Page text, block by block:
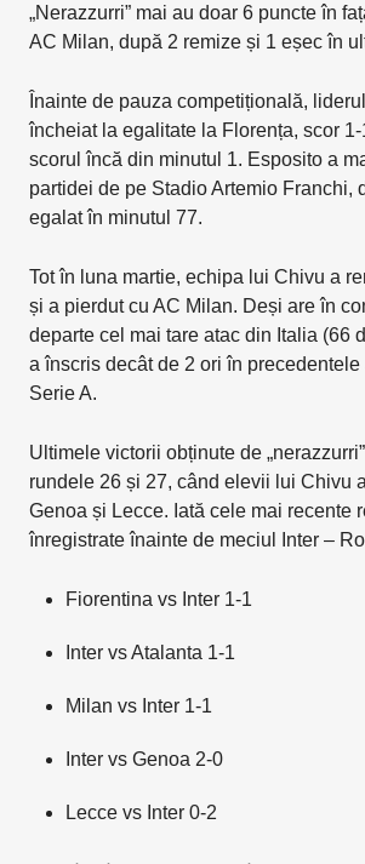
„Nerazzurri” mai au doar 6 puncte în
AC Milan, după 2 remize și 1 eșec în
Înainte de pauza competițională,
încheiat la egalitate la Florența, scor
scorul încă din minutul 1. Esposito a
partidei de pe Stadio Artemio Franchi,
egalat în minutul 77.
Tot în luna martie, echipa lui Chivu a
și a pierdut cu AC Milan. Deși are în
departe cel mai tare atac din Italia (66
a înscris decât de 2 ori în
Serie A.
Ultimele victorii obținute de
rundele 26 și 27, când elevii lui Chivu
Genoa și Lecce. Iată cele mai recente
înregistrate înainte de meciul Inter –
Fiorentina vs Inter 1-1
Inter vs Atalanta 1-1
Milan vs Inter 1-1
Inter vs Genoa 2-0
Lecce vs Inter 0-2